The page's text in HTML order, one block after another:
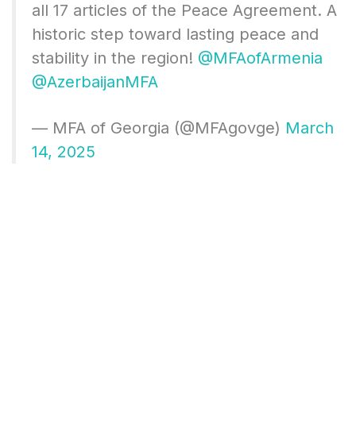
all 17 articles of the Peace Agreement. A
historic step toward lasting peace and
stability in the region! @MFAofArmenia
@AzerbaijanMFA
— MFA of Georgia (@MFAgovge) March
14, 2025